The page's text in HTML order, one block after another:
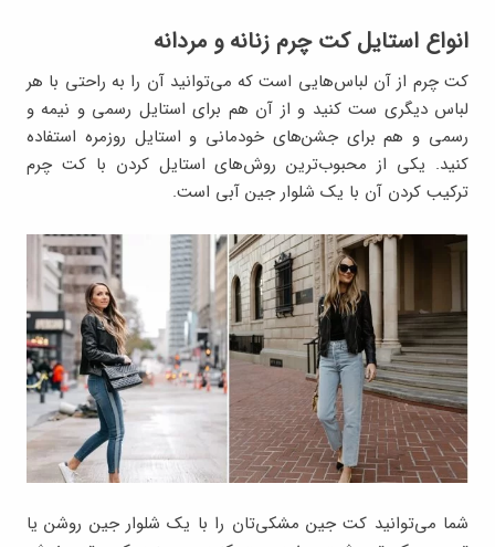
انواع استایل کت چرم زنانه و مردانه
کت چرم از آن لباس‌هایی است که می‌توانید آن را به راحتی با هر
لباس دیگری ست کنید و از آن هم برای استایل رسمی و نیمه و
رسمی و هم برای جشن‌های خودمانی و استایل روزمره استفاده
کنید. یکی از محبوب‌ترین روش‌های استایل کردن با کت چرم
ترکیب کردن آن با یک شلوار جین آبی است.
شما می‌توانید کت جین مشکی‌تان را با یک شلوار جین روشن یا